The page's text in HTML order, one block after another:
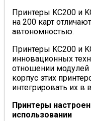
Принтеры KC200 и
на 200 карт
автономностью.
Принтеры KC200 и
инновационных
отношении модулей
корпус этих
интегрировать их в
Принтеры
использовании